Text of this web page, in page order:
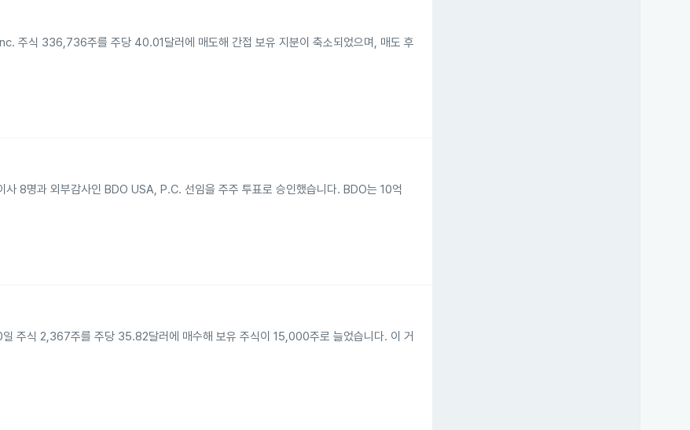
식 336,736주를 주당 40.01달러에 매도해 간접 보유 지분이 축소되었으며, 매도 후
8명과 외부감사인 BDO USA, P.C. 선임을 주주 투표로 승인했습니다. BDO는 10억
식 2,367주를 주당 35.82달러에 매수해 보유 주식이 15,000주로 늘었습니다. 이 거